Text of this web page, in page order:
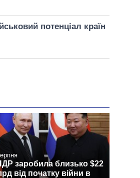
потенціал країн
заробила близько $22
від початку війни в